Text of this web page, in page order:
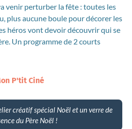
venir perturber la fête : toutes les
plus aucune boule pour décorer les
héros vont devoir découvrir qui se
Un programme de 2 courts
P'tit Ciné
créatif spécial Noël et un verre de
du Père Noël !